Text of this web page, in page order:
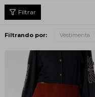
Filtrando por: Vestimenta